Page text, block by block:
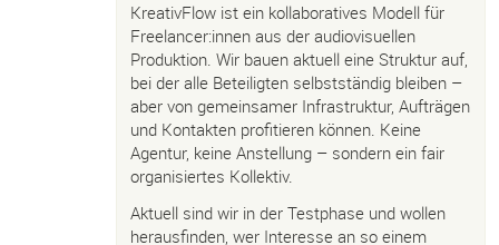
KreativFlow ist ein kollaboratives Modell für
Freelancer:innen aus der audiovisuellen
Produktion. Wir bauen aktuell eine Struktur auf,
bei der alle Beteiligten selbstständig bleiben –
aber von gemeinsamer Infrastruktur, Aufträgen
und Kontakten profitieren können. Keine
Agentur, keine Anstellung – sondern ein fair
organisiertes Kollektiv.
Aktuell sind wir in der Testphase und wollen
herausfinden, wer Interesse an so einem